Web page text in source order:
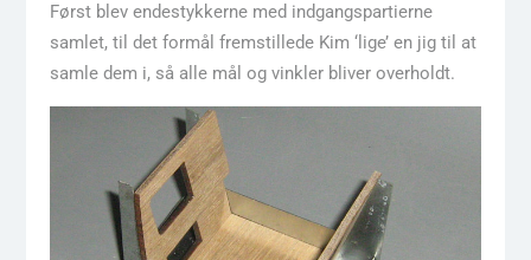
Først blev endestykkerne med indgangspartierne
samlet, til det formål fremstillede Kim ‘lige’ en jig til at
samle dem i, så alle mål og vinkler bliver overholdt.